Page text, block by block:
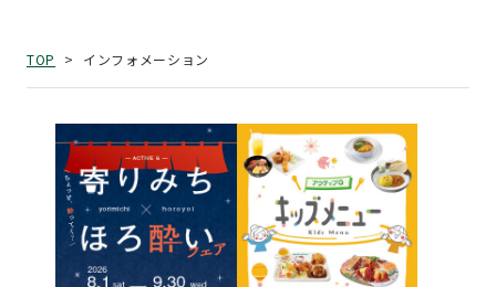
TOP インフォメーション